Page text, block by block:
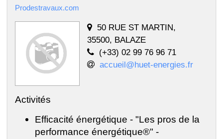
Prodestravaux.com
50 RUE ST MARTIN,
35500, BALAZE
(+33) 02 99 76 96 71
accueil@huet-energies.fr
Activités
Efficacité énergétique - "Les pros de la
performance énergétique®" -